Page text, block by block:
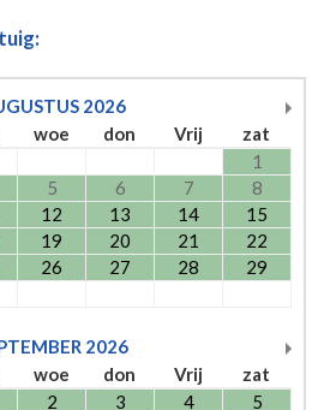
2026
woe don Vrij
zat
1
5 6 7
8
12 13 14
15
19 20 21
22
26 27 28
29
2026
woe don Vrij
zat
2 3 4
5